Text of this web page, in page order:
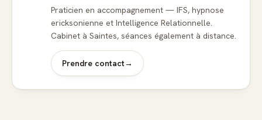
Praticien en accompagnement — IFS, hypnose
ericksonienne et Intelligence Relationnelle.
Cabinet à Saintes, séances également à distance.
Prendre contact→